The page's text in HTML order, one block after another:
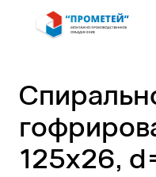
125х26,